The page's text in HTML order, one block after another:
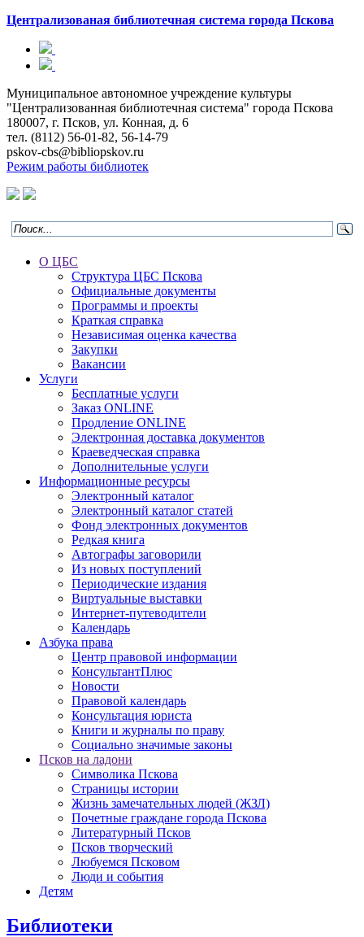
Централизованая библиотечная система города Пскова
Муниципальное автономное учреждение культуры
"Централизованная библиотечная система" города Пскова
180007, г. Псков, ул. Конная, д. 6
тел. (8112) 56-01-82, 56-14-79
pskov-cbs@bibliopskov.ru
Режим работы библиотек
О ЦБС
Структура ЦБС Пскова
Официальные документы
Программы и проекты
Краткая справка
Независимая оценка качества
Закупки
Вакансии
Услуги
Бесплатные услуги
Заказ ONLINE
Продление ONLINE
Электронная доставка документов
Краеведческая справка
Дополнительные услуги
Информационные ресурсы
Электронный каталог
Электронный каталог статей
Фонд электронных документов
Редкая книга
Автографы заговорили
Из новых поступлений
Периодические издания
Виртуальные выставки
Интернет-путеводители
Календарь
Азбука права
Центр правовой информации
КонсультантПлюс
Новости
Правовой календарь
Консультация юриста
Книги и журналы по праву
Социально значимые законы
Псков на ладони
Символика Пскова
Страницы истории
Жизнь замечательных людей (ЖЗЛ)
Почетные граждане города Пскова
Литературный Псков
Псков творческий
Любуемся Псковом
Люди и события
Детям
Библиотеки